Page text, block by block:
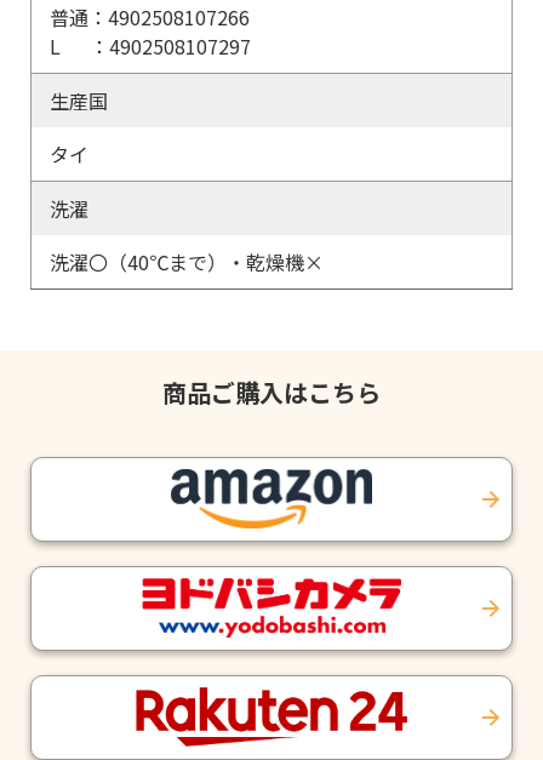
普通：4902508107266
L ：4902508107297
生産国
タイ
洗濯
洗濯〇（40℃まで）・乾燥機×
商品ご購入はこちら